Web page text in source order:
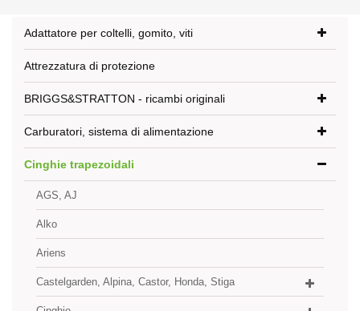
Adattatore per coltelli, gomito, viti
Attrezzatura di protezione
BRIGGS&STRATTON - ricambi originali
Carburatori, sistema di alimentazione
Cinghie trapezoidali
AGS, AJ
Alko
Ariens
Castelgarden, Alpina, Castor, Honda, Stiga